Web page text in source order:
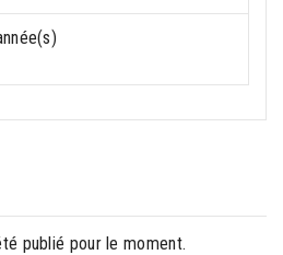
publié pour le moment.